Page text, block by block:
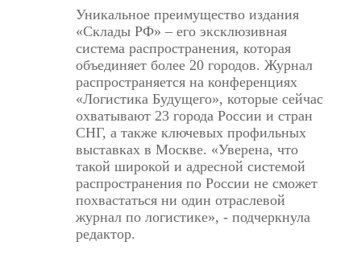
Уникальное преимущество издания
«Склады РФ» – его эксклюзивная
система распространения, которая
объединяет более 20 городов. Журнал
распространяется на конференциях
«Логистика Будущего», которые сейчас
охватывают 23 города России и стран
СHГ, а также ключевых профильных
выставках в Москве. «Уверена, что
такой широкой и адресной системой
распространения по России не сможет
похвастаться ни один отраслевой
журнал по логистике», - подчеркнула
редактор.